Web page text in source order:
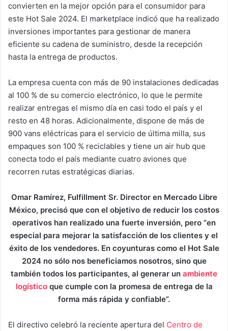
convierten en la mejor opción para el consumidor para
este Hot Sale 2024. El marketplace indicó que ha realizado
inversiones importantes para gestionar de manera
eficiente su cadena de suministro, desde la recepción
hasta la entrega de productos.
La empresa cuenta con más de 90 instalaciones dedicadas
al 100 % de su comercio electrónico, lo que le permite
realizar entregas el mismo día en casi todo el país y el
resto en 48 horas. Adicionalmente, dispone de más de
900 vans eléctricas para el servicio de última milla, sus
empaques son 100 % reciclables y tiene un air hub que
conecta todo el país mediante cuatro aviones que
recorren rutas estratégicas diarias.
Omar Ramírez, Fulfillment Sr. Director en Mercado Libre
México, precisó que con el objetivo de reducir los costos
operativos han realizado una fuerte inversión, pero “en
especial para mejorar la satisfacción de los clientes y el
éxito de los vendedores. En coyunturas como el Hot Sale
2024 no sólo nos beneficiamos nosotros, sino que
también todos los participantes, al generar un ambiente
logísticoque cumple con la promesa de entrega de la
forma más rápida y confiable”.
El directivo celebró la reciente apertura del Centro de